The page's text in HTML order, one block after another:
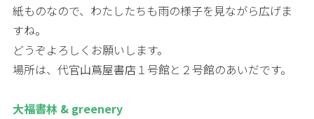
紙ものなので、わたしたちも雨の様子を見ながら広げま
すね。
どうぞよろしくお願いします。
場所は、代官山蔦屋書店１号館と２号館のあいだです。
大福書林 & greenery